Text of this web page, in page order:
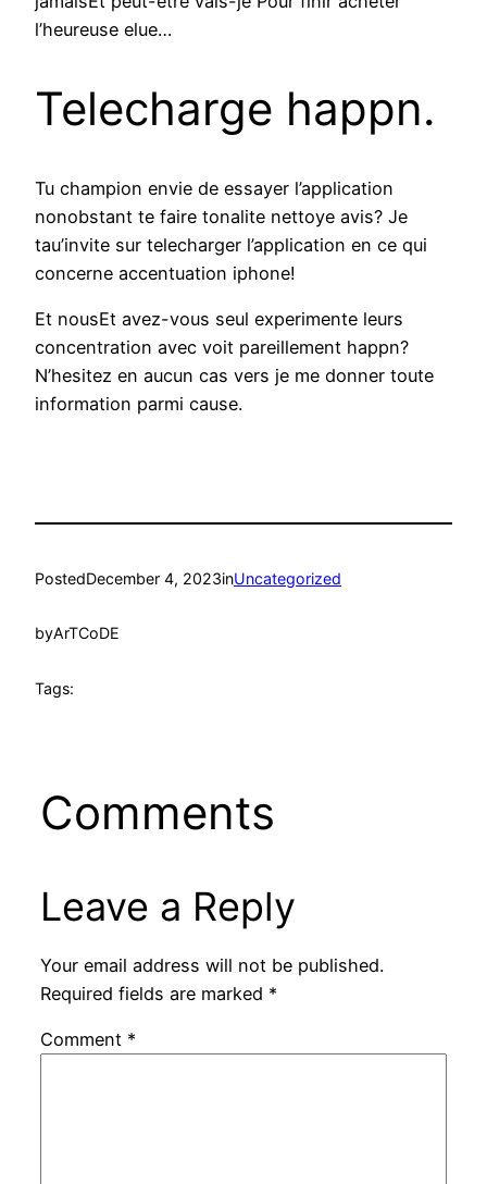
l’heureuse elue…
Telecharge happn.
Tu champion envie de essayer l’application
nonobstant te faire tonalite nettoye avis? Je
tau’invite sur telecharger l’application en ce qui
concerne accentuation iphone!
Et nousEt avez-vous seul experimente leurs
concentration avec voit pareillement happn?
N’hesitez en aucun cas vers je me donner toute
information parmi cause.
PostedDecember 4, 2023inUncategorized
byArTCoDE
Tags:
Comments
Leave a Reply
Your email address will not be published.
Required fields are marked *
Comment *